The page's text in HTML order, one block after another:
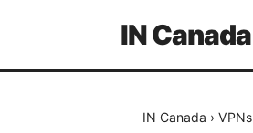
IN Canada
IN Canada › VPNs